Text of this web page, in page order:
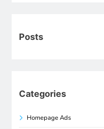
Posts
Categories
Homepage Ads